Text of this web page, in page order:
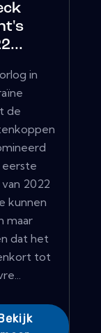
in
de
eerste
2022
kunnen
maar
dat het
tot